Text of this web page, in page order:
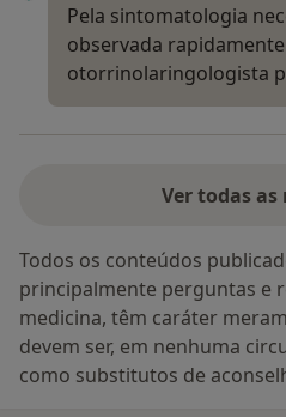
Pela sintomatologia
observada
otorrinolaringologista
Ver todas as
Todos os conteúdos
principalmente perguntas e
medicina, têm caráter
devem ser, em nenhuma
como substitutos de